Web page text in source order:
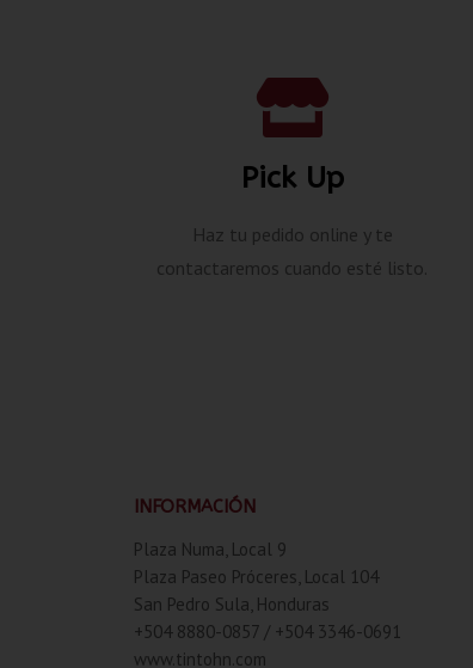
Pick Up
Haz tu pedido online y te
contactaremos cuando esté listo.
INFORMACIÓN
Plaza Numa, Local 9
Plaza Paseo Próceres, Local 104
San Pedro Sula, Honduras
+504 8880-0857 / +504 3346-0691
www.tintohn.com